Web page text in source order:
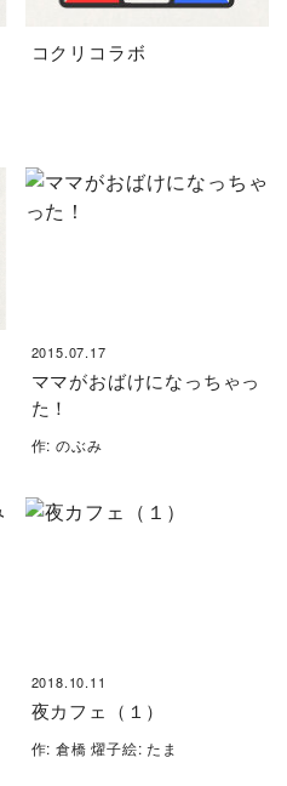
コクリコラボ
2015.07.17
ママがおばけになっちゃっ
た！
作: のぶみ
2018.10.11
夜カフェ（１）
作: 倉橋 燿子絵: たま